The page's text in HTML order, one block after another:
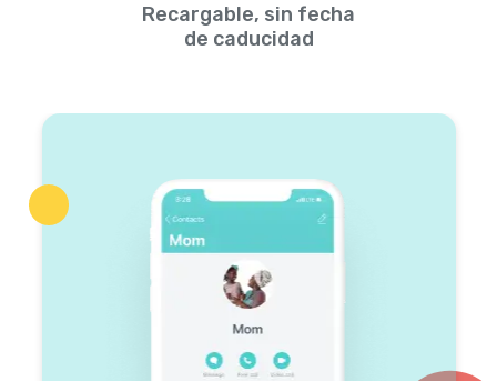
Recargable, sin fecha
de caducidad